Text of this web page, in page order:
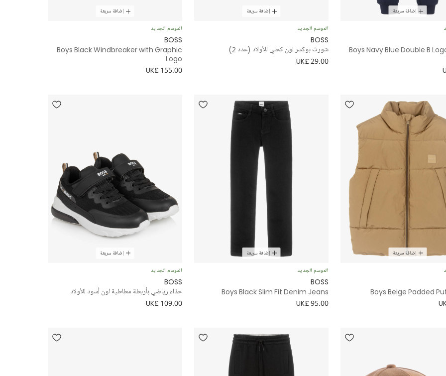
إضافة سريعة
Boys Navy Blue Double B
إضافة سريعة
الموسم الجديد
BOSS
شورت بوكسر لون كحلي للأولاد (عدد 2)
UK£ 29.00
إضافة سريعة
الموسم الجديد
BOSS
Boys Black Windbreaker with Graphic
Logo
UK£ 155.00
إضافة سريعة
Boys Beige Padded
إضافة سريعة
الموسم الجديد
BOSS
Boys Black Slim Fit Denim Jeans
UK£ 95.00
إضافة سريعة
الموسم الجديد
BOSS
حذاء رياضي بأربطة مطاطية لون أسود للأولاد
UK£ 109.00